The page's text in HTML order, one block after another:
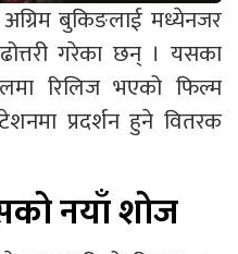
बुकिङलाई मध्येनजर
गरेका छन् । यसका
रिलिज भएको फिल्म
प्रदर्शन हुने वितरक
नयाँ शोज